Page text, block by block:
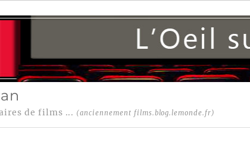
de films ... (anciennement films.blog.lemonde.fr)